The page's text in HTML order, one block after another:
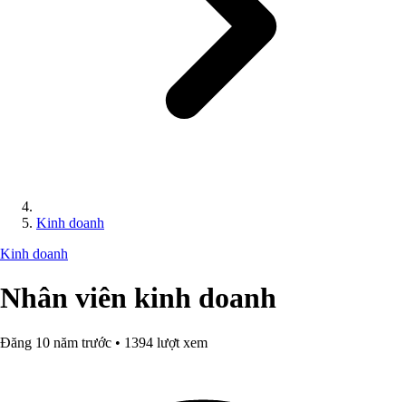
Kinh doanh
Kinh doanh
Nhân viên kinh doanh
Đăng 10 năm trước • 1394 lượt xem